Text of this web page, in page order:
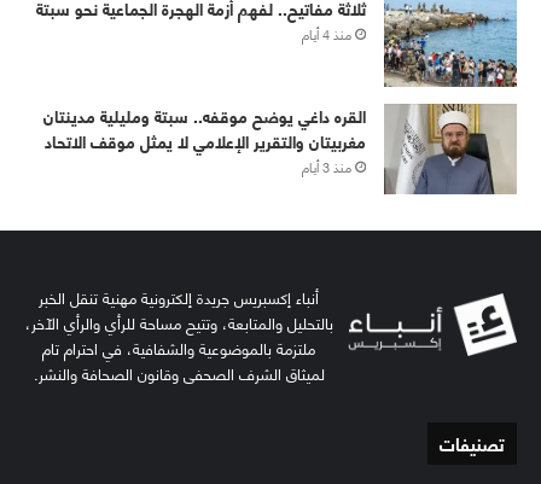
ثلاثة مفاتيح.. لفهم أزمة الهجرة الجماعية نحو سبتة
منذ 4 أيام
القره داغي يوضح موقفه.. سبتة ومليلية مدينتان
مغربيتان والتقرير الإعلامي لا يمثل موقف الاتحاد
منذ 3 أيام
أنباء إكسبريس جريدة إلكترونية مهنية تنقل الخبر
بالتحليل والمتابعة، وتتيح مساحة للرأي والرأي الآخر،
ملتزمة بالموضوعية والشفافية، في احترام تام
لميثاق الشرف الصحفي وقانون الصحافة والنشر.
تصنيفات